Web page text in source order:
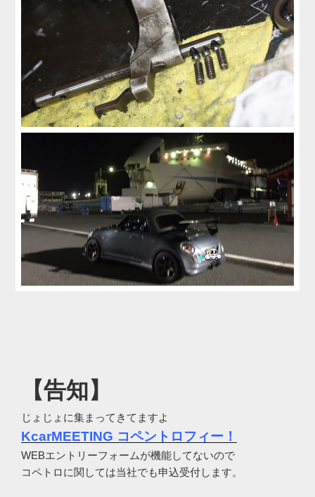
【告知】
じょじょに集まってきてますよ
KcarMEETING コペントロフィー！
WEBエントリーフォームが機能してないので
コペトロに関しては当社でも申込受付します。